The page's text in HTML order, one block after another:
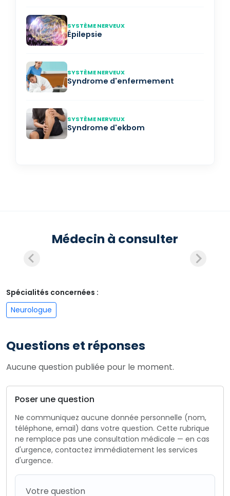
SYSTÈME NERVEUX
Épilepsie
SYSTÈME NERVEUX
Syndrome d'enfermement
SYSTÈME NERVEUX
Syndrome d'ekbom
Médecin à consulter
Spécialités concernées :
Neurologue
Questions et réponses
Aucune question publiée pour le moment.
Poser une question
Ne communiquez aucune donnée personnelle (nom,
téléphone, email) dans votre question. Cette rubrique
ne remplace pas une consultation médicale — en cas
d'urgence, contactez immédiatement les services
d'urgence.